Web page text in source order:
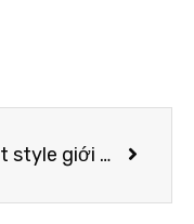
Street style giới trẻ Hàn chứng minh crop top chính là chân lý mùa hè, diện theo kiểu nào cũng mát mẻ tôn dáng hết nấc